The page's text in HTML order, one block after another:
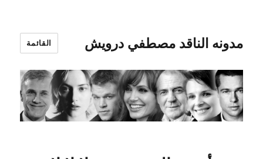
مدونه الناقد مصطفي درويش القائمة